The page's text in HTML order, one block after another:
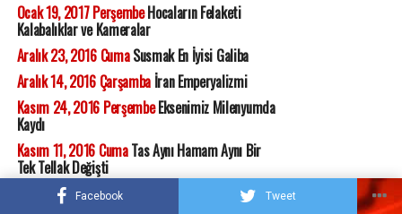
Facebook Tweet
Ocak 19, 2017 PerşembeHocaların Felaketi
Kalabalıklar ve Kameralar
Aralık 23, 2016 CumaSusmak En İyisi Galiba
Aralık 14, 2016 Çarşambaİran Emperyalizmi
Kasım 24, 2016 PerşembeEksenimiz Milenyumda
Kaydı
Kasım 11, 2016 CumaTas Aynı Hamam Aynı Bir
Tek Tellak Değişti
Kasım 10, 2016 Perşembe
Duamız Kabul Oldu